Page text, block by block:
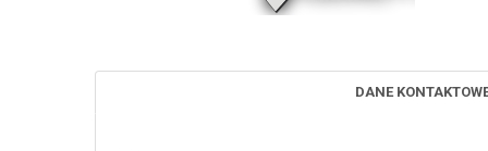
DANE